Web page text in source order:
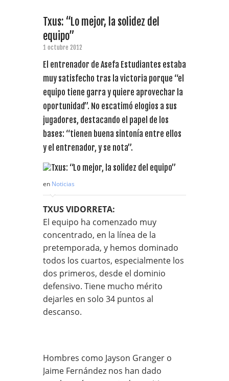
Txus: “Lo mejor, la solidez del
equipo”
1 octubre 2012
El entrenador de Asefa Estudiantes estaba
muy satisfecho tras la victoria porque “el
equipo tiene garra y quiere aprovechar la
oportunidad”. No escatimó elogios a sus
jugadores, destacando el papel de los
bases: “tienen buena sintonía entre ellos
y el entrenador, y se nota”.
en Noticias
TXUS VIDORRETA:
El equipo ha comenzado muy
concentrado, en la línea de la
pretemporada, y hemos dominado
todos los cuartos, especialmente los
dos primeros, desde el dominio
defensivo. Tiene mucho mérito
dejarles en solo 34 puntos al
descanso.
Hombres como Jayson Granger o
Jaime Fernández nos han dado